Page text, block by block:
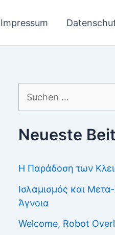
Impressum
Suchen
nach:
Neueste
Η Παράδοση των
Ισλαμισμός και
Άγνοια
Welcome, Robot